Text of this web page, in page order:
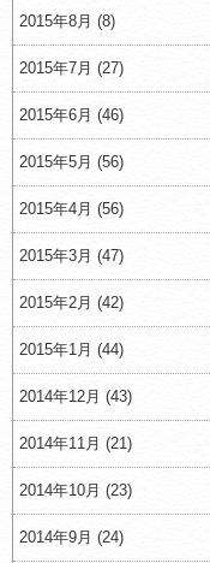
2015年8月 (8)
2015年7月 (27)
2015年6月 (46)
2015年5月 (56)
2015年4月 (56)
2015年3月 (47)
2015年2月 (42)
2015年1月 (44)
2014年12月 (43)
2014年11月 (21)
2014年10月 (23)
2014年9月 (24)